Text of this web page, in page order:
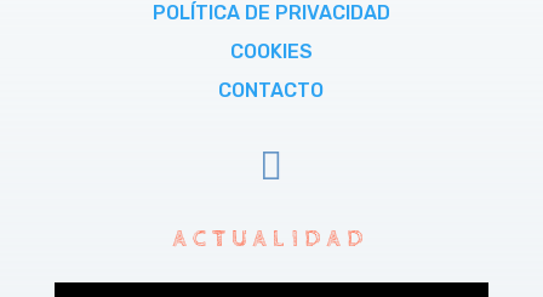
POLÍTICA DE PRIVACIDAD
COOKIES
CONTACTO

ACTUALIDAD